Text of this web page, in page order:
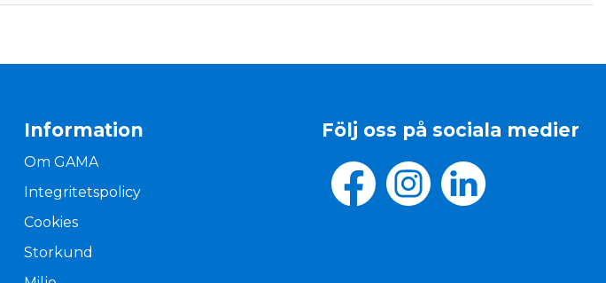
Information
Om GAMA
Integritetspolicy
Cookies
Storkund
Följ oss på sociala medier